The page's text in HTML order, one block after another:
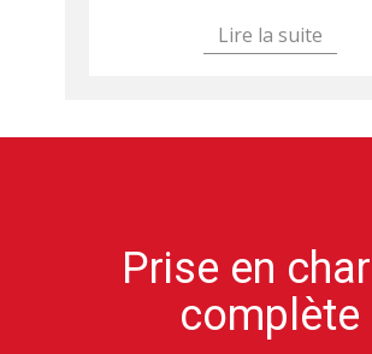
Lire la suite
Prise en
complète